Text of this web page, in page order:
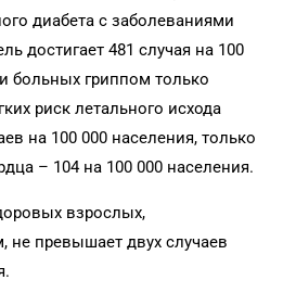
диабета с заболеваниями
достигает 481 случая на 100
больных гриппом только
риск летального исхода
на 100 000 населения, только
– 104 на 100 000 населения.
взрослых,
не превышает двух случаев